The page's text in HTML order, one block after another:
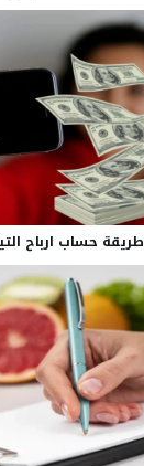
طريقة حساب ارباح